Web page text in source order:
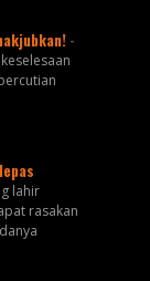
-
lahir
rasakan